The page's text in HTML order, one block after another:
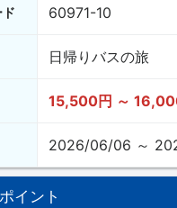
60971-10
日帰りバスの旅
15,500円 ～
2026/06/06 ～
イント